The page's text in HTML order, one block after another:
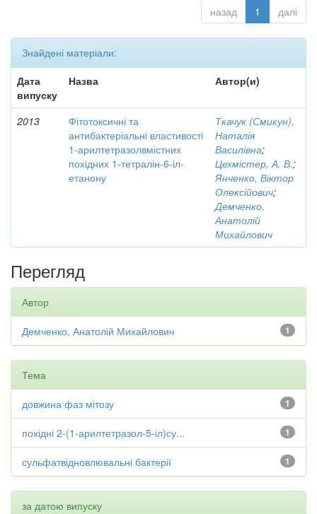
назад 1 далі
Знайдені матеріали:
Дата
випуску
Назва Автор(и)
2013
Фітотоксичні та
антибактеріальні властивості
1-арилтетразолвмістних
похідних 1-тетралін-6-іл-
етанону
Ткачук (Смикун),
Наталія
Василівна;
Цехмістер, А. В.;
Янченко, Віктор
Олексійович;
Демченко,
Анатолій
Михайлович
Перегляд
Автор
1
Демченко, Анатолій Михайлович
Тема
1
довжина фаз мітозу
1
похідні 2-(1-арилтетразол-5-іл)су...
1
сульфатвідновлювальні бактерії
за датою випуску